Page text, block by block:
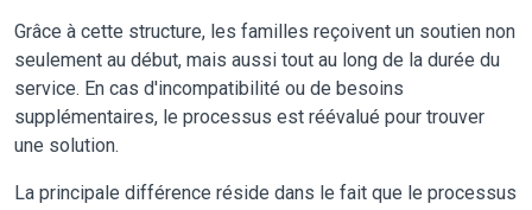
Grâce à cette structure, les familles reçoivent un soutien non
seulement au début, mais aussi tout au long de la durée du
service. En cas d'incompatibilité ou de besoins
supplémentaires, le processus est réévalué pour trouver
une solution.
La principale différence réside dans le fait que le processus